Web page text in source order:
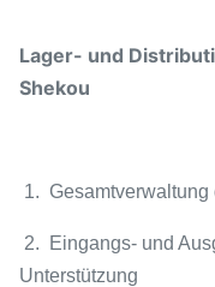
Lager- und
Shekou
1. Gesamtverwaltung
2. Eingangs- und
Unterstützung